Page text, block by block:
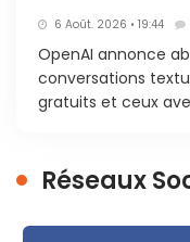
6 Août. 2026 • 19:44
OpenAI annonce
conversations
gratuits et ceux
Réseaux